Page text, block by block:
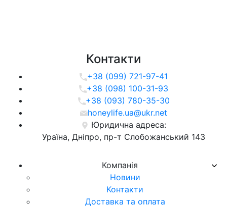
Компанія
Новини
Контакти
Доставка та оплата
Контакти
+38 (099) 721-97-41
+38 (098) 100-31-93
+38 (093) 780-35-30
honeylife.ua@ukr.net
Юридична адреса:
Ураїна, Дніпро, пр-т Слобожанський 143